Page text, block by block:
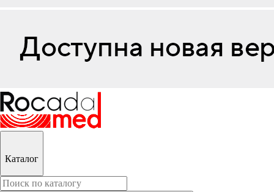
Каталог